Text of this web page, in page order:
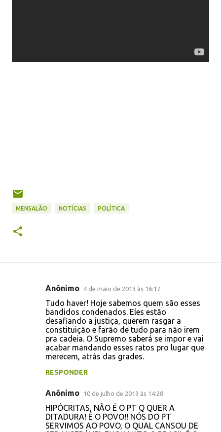
MENSALÃO NOTÍCIAS POLÍTICA
Anônimo 4 de maio de 2013 às 16:17
Tudo haver! Hoje sabemos quem são esses
bandidos condenados. Eles estão
desafiando a justiça, querem rasgar a
constituição e farão de tudo para não irem
pra cadeia. O Supremo saberá se impor e vai
acabar mandando esses ratos pro lugar que
merecem, atrás das grades.
RESPONDER
Anônimo 10 de julho de 2013 às 14:28
HIPÓCRITAS, NÃO É O PT Q QUER A
DITADURA! É O POVO!! NÓS DO PT
SERVIMOS AO POVO, O QUAL CANSOU DE